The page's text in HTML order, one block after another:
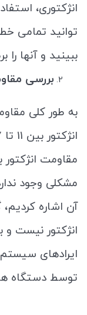
انژکتوری،
توانید تمامی
ببینید و آنها را
بررسی
به طور کلی
مقاومت
مشکلی وجود
آن اشاره
انژکتور
ایرادهای
توسط دستگاه